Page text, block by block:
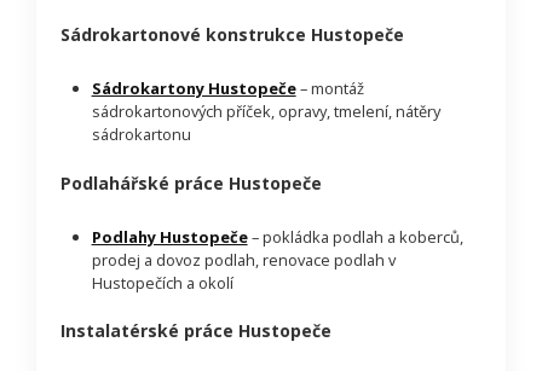
Sádrokartonové konstrukce Hustopeče
Sádrokartony Hustopeče– montáž
sádrokartonových příček, opravy, tmelení, nátěry
sádrokartonu
Podlahářské práce Hustopeče
Podlahy Hustopeče– pokládka podlah a koberců,
prodej a dovoz podlah, renovace podlah v
Hustopečích a okolí
Instalatérské práce Hustopeče